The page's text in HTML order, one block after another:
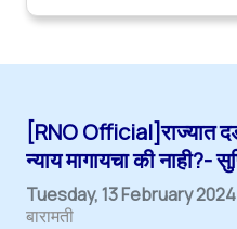
[RNO Official]राज्यात
न्याय मागायचा की नाही?-
Tuesday, 13 February 2024
बारामती